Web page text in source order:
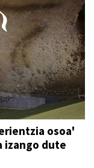
osoa'
izango dute